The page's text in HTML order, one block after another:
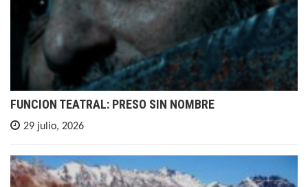
FUNCION TEATRAL: PRESO SIN NOMBRE
29 julio, 2026